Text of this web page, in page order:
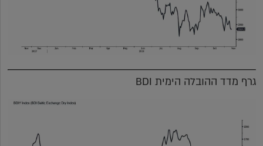
גרף מדד ההובלה הימית BDI